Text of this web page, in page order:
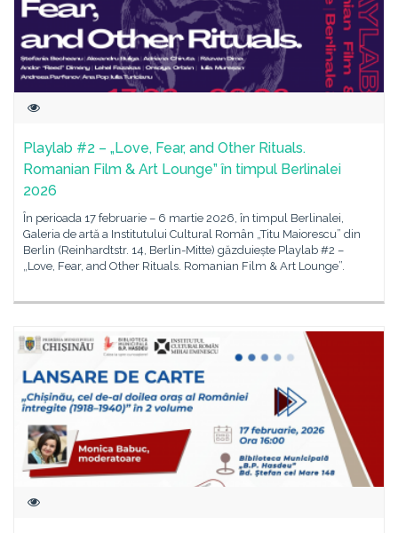
Playlab #2 – „Love, Fear, and Other Rituals.
Romanian Film & Art Lounge” în timpul Berlinalei
2026
În perioada 17 februarie – 6 martie 2026, în timpul Berlinalei,
Galeria de artă a Institutului Cultural Român „Titu Maiorescu” din
Berlin (Reinhardtstr. 14, Berlin-Mitte) găzduiește Playlab #2 –
„Love, Fear, and Other Rituals. Romanian Film & Art Lounge”.